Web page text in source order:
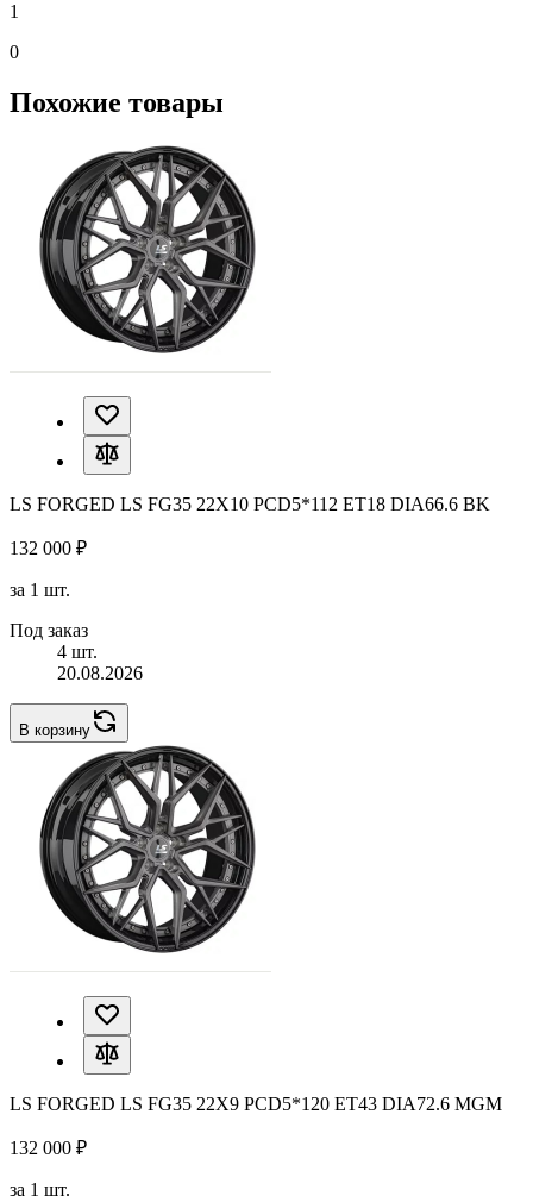
1
0
Похожие товары
LS FORGED LS FG35 22X10 PCD5*112 ET18 DIA66.6 BK
132 000 ₽
за 1 шт.
Под заказ
4 шт.
20.08.2026
В корзину
LS FORGED LS FG35 22X9 PCD5*120 ET43 DIA72.6 MGM
132 000 ₽
за 1 шт.